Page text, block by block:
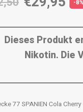
-8%
Dieses Produkt
Nikotin. Die
77 SPANIEN Cola